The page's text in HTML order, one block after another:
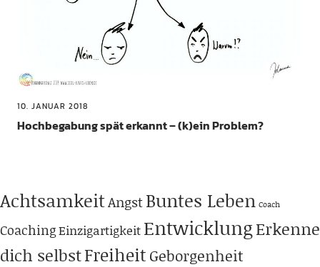
10. JANUAR 2018
Hochbegabung spät erkannt – (k)ein Problem?
AchtsamkeitAngstBuntes Leben Coach
CoachingEinzigartigkeit EntwicklungErkenne
dich selbstFreiheit Geborgenheit